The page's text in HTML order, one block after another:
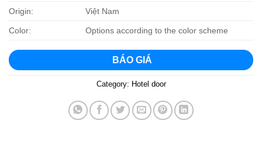
Origin: Việt Nam
Color: Options according to the color scheme
BÁO GIÁ
Category: Hotel door